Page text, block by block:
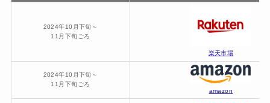
2024年10月下旬～
11月下旬ごろ
楽天市場
2024年10月下旬～
11月下旬ごろ
amazon